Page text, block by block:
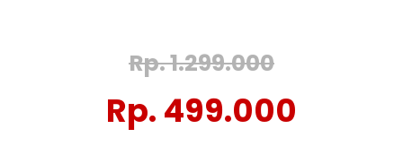
Rp. 1.299.000
Rp. 499.000